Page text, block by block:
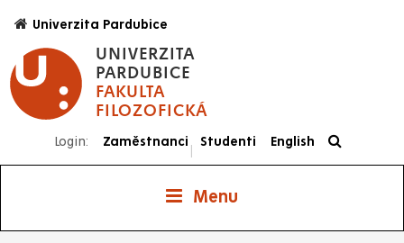
hlavnímu
obsahu
UNIVERZITA
PARDUBICE
FAKULTA
FILOZOFICKÁ
Univerzita Pardubice
Login: Zaměstnanci
|
Studenti English
Menu